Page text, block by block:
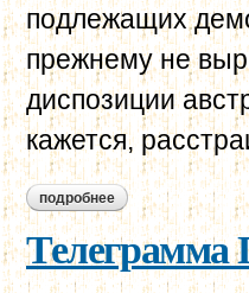
подлежащих
прежнему не
диспозиции
кажется,
подробнее о телеграмма
Телеграмма